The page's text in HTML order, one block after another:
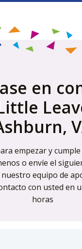
en
empezar y
o envíe el
equipo de
con usted en
horas